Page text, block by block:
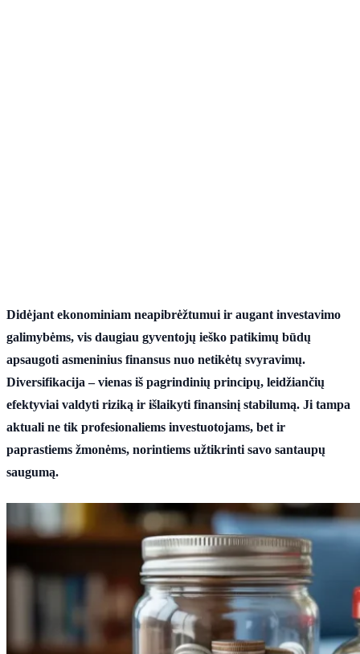
Didėjant ekonominiam neapibrėžtumui ir augant investavimo
galimybėms, vis daugiau gyventojų ieško patikimų būdų
apsaugoti asmeninius finansus nuo netikėtų svyravimų.
Diversifikacija – vienas iš pagrindinių principų, leidžiančių
efektyviai valdyti riziką ir išlaikyti finansinį stabilumą. Ji tampa
aktuali ne tik profesionaliems investuotojams, bet ir
paprastiems žmonėms, norintiems užtikrinti savo santaupų
saugumą.